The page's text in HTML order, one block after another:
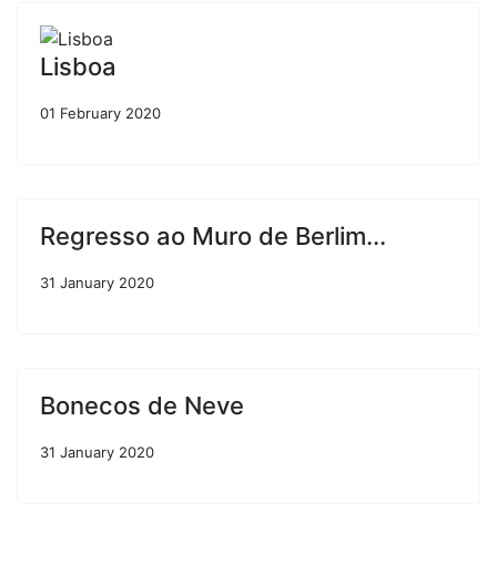
Lisboa
01 February 2020
Regresso ao Muro de Berlim...
31 January 2020
Bonecos de Neve
31 January 2020